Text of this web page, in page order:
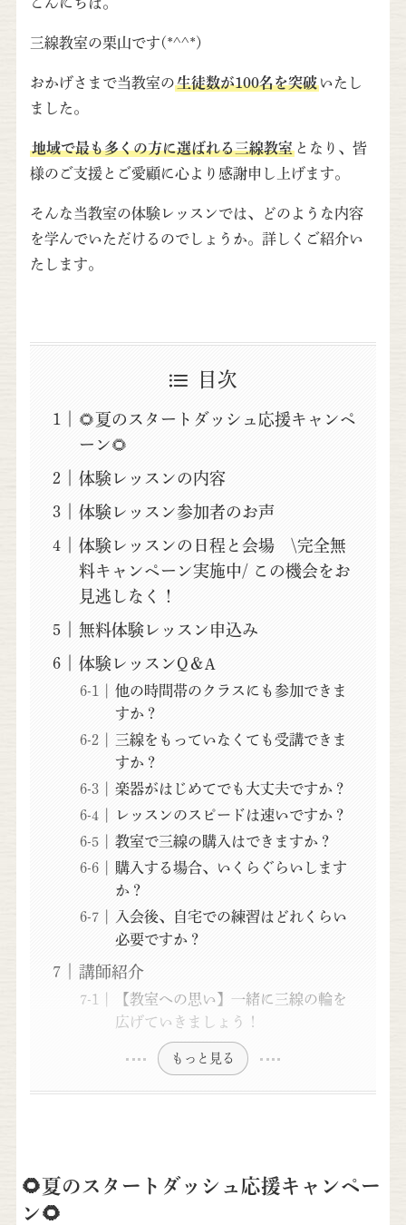
三線教室の栗山です(*^^*)
おかげさまで当教室の生徒数が100名を突破いたし
ました。
地域で最も多くの方に選ばれる三線教室となり、皆
様のご支援とご愛顧に心より感謝申し上げます。
そんな当教室の体験レッスンでは、どのような内容
を学んでいただけるのでしょうか。詳しくご紹介い
たします。
目次
🌻夏のスタートダッシュ応援キャンペ
ーン🌻
体験レッスンの内容
体験レッスン参加者のお声
体験レッスンの日程と会場 \完全無
料キャンペーン実施中/ この機会をお
見逃しなく！
無料体験レッスン申込み
体験レッスンQ＆A
他の時間帯のクラスにも参加できま
すか？
三線をもっていなくても受講できま
すか？
楽器がはじめてでも大丈夫ですか？
レッスンのスピードは速いですか？
教室で三線の購入はできますか？
購入する場合、いくらぐらいします
か？
入会後、自宅での練習はどれくらい
必要ですか？
講師紹介
【教室への思い】一緒に三線の輪を
広げていきましょう！
もっと見る
🌻夏のスタートダッシュ応援キャンペー
ン🌻